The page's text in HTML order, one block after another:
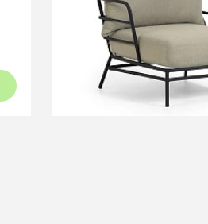
В КОРЗИНУ